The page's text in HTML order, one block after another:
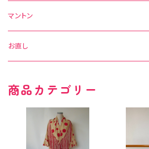
その他の柄
無地
その他の柄
水玉
花柄
その他の柄
ボウタイ
水玉
エプロン
ベルト
マントン
お直し
商品カテゴリー